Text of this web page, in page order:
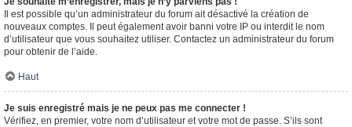
Il est possible qu’un administrateur du forum ait désactivé la création de
nouveaux comptes. Il peut également avoir banni votre IP ou interdit le nom
d’utilisateur que vous souhaitez utiliser. Contactez un administrateur du forum
pour obtenir de l’aide.
Haut
Je suis enregistré mais je ne peux pas me connecter !
Vérifiez, en premier, votre nom d’utilisateur et votre mot de passe. S’ils sont